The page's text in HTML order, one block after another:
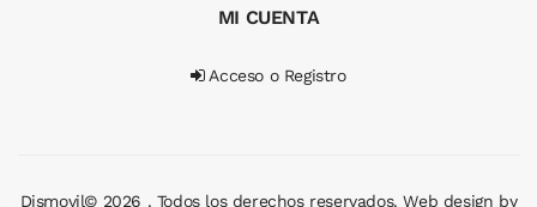
MI CUENTA
Acceso o Registro
Dismovil© 2026 . Todos los derechos reservados. Web design by